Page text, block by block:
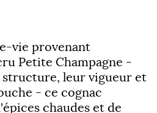
vie provenant
Petite Champagne -
leur vigueur et
- ce cognac
chaudes et de